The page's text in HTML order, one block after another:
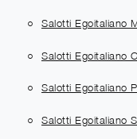
Salotti Egoitaliano
Salotti Egoitaliano
Salotti Egoitaliano
Salotti Egoitaliano